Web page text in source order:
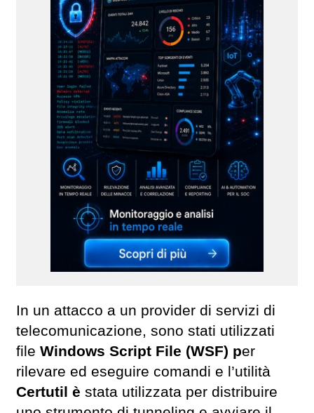
In un attacco a un provider di servizi di
telecomunicazione, sono stati utilizzati
file Windows Script File (WSF) per
rilevare ed eseguire comandi e l’utilità
Certutil è stata utilizzata per distribuire